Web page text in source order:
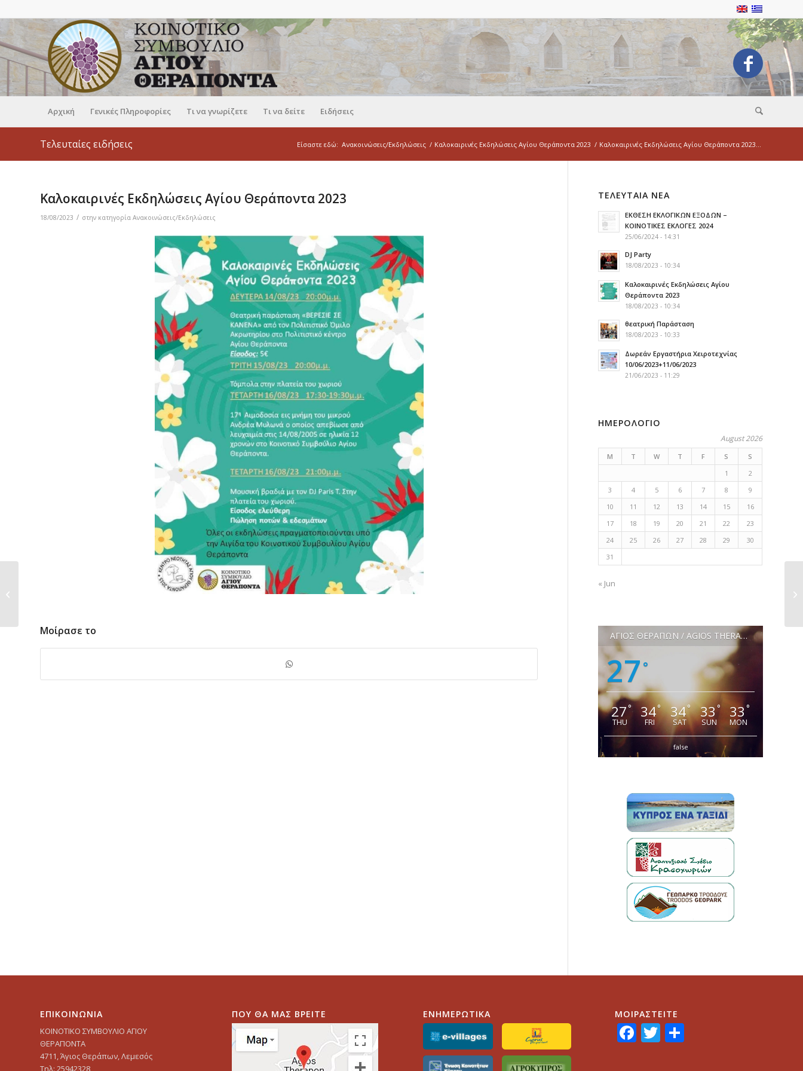
Αρχική Γενικές Πληροφορίες Τι να γνωρίζετε Τι να δείτε Ειδήσεις
Τελευταίες ειδήσεις Είσαστε εδώ: Ανακοινώσεις/Εκδηλώσεις / Καλοκαιρινές Εκδηλώσεις Αγίου Θεράποντα 2023 / Καλοκαιρινές Εκδηλώσεις Αγίου Θεράποντα 2023...
Καλοκαιρινές Εκδηλώσεις Αγίου Θεράποντα 2023
18/08/2023 / στην κατηγορία Ανακοινώσεις/Εκδηλώσεις
Μοίρασε το
ΤΕΛΕΥΤΑΙΑ ΝΕΑ
ΕΚΘΕΣΗ ΕΚΛΟΓΙΚΩΝ ΕΞΟΔΩΝ –
ΚΟΙΝΟΤΙΚΕΣ ΕΚΛΟΓΕΣ 2024
25/06/2024 - 14:31
DJ Party
18/08/2023 - 10:34
Καλοκαιρινές Εκδηλώσεις Αγίου
Θεράποντα 2023
18/08/2023 - 10:34
θεατρική Παράσταση
18/08/2023 - 10:33
Δωρεάν Εργαστήρια Χειροτεχνίας
10/06/2023+11/06/2023
21/06/2023 - 11:29
ΗΜΕΡΟΛΟΓΙΟ
August 2026
M T W T F S
S
1
2
3
4 5 6 7 8
9
10
11 12 13 14 15
16
17
18 19 20 21 22
23
24
25 26 27 28 29
30
31
« Jun
ΑΓΙΟΣ ΘΕΡΑΠΩΝ / AGIOS THERAPON
27 °
27°
THU
34°
FRI
34°
SAT
33°
SUN
33°
MON
false
ΕΠΙΚΟΙΝΩΝΙΑ
ΚΟΙΝΟΤΙΚΟ ΣΥΜΒΟΥΛΙΟ ΑΓΙΟΥ
ΘΕΡΑΠΟΝΤΑ
4711, Άγιος Θεράπων, Λεμεσός
ΠΟΥ ΘΑ ΜΑΣ ΒΡΕΙΤΕ ΕΝΗΜΕΡΩΤΙΚΑ ΜΟΙΡΑΣTEITE
Facebook
Twitter
Share